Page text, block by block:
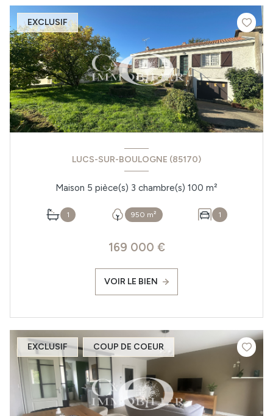
EXCLUSIF
LUCS-SUR-BOULOGNE (85170)
Maison 5 pièce(s) 3 chambre(s) 100 m²
1 950 m² 1
169 000 €
VOIR LE BIEN
EXCLUSIF COUP DE COEUR